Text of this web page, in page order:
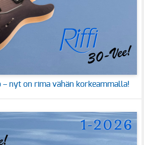
– nyt on rima vähän korkeammalla!